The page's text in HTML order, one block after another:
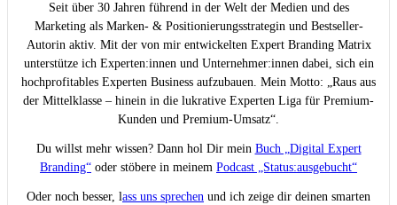
Seit über 30 Jahren führend in der Welt der Medien und des
Marketing als Marken- & Positionierungsstrategin und Bestseller-
Autorin aktiv. Mit der von mir entwickelten Expert Branding Matrix
unterstütze ich Experten:innen und Unternehmer:innen dabei, sich ein
hochprofitables Experten Business aufzubauen. Mein Motto: „Raus aus
der Mittelklasse – hinein in die lukrative Experten Liga für Premium-
Kunden und Premium-Umsatz“.
Du willst mehr wissen? Dann hol Dir mein Buch „Digital Expert
Branding“ oder stöbere in meinem Podcast „Status:ausgebucht“
Oder noch besser, lass uns sprechen und ich zeige dir deinen smarten